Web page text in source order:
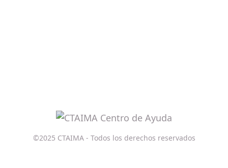
©2025 CTAIMA - Todos los derechos reservados